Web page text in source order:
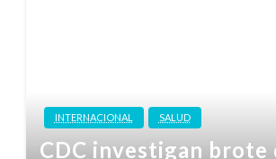
INTERNACIONAL SALUD
CDC investigan brote